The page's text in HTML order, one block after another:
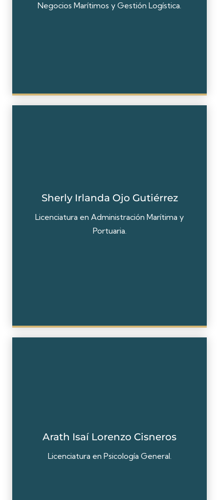
Negocios Marítimos y Gestión Logística.
Sherly Irlanda Ojo Gutiérrez
Licenciatura en Administración Marítima y
Portuaria.
Arath Isaí Lorenzo Cisneros
Licenciatura en Psicología General.